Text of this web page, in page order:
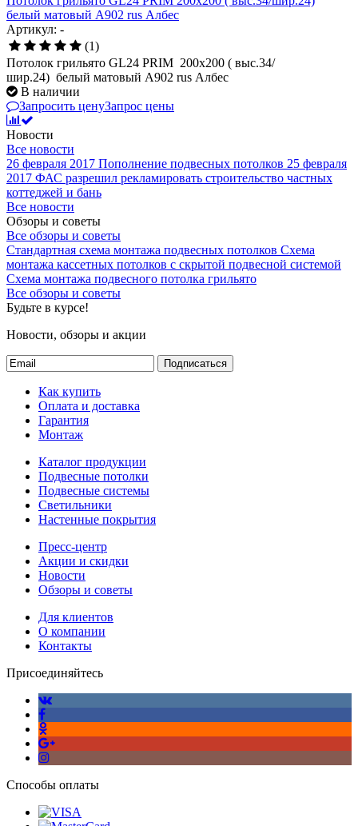
белый матовый А902 rus Албес
Артикул: -
(1)
Потолок грильято GL24 PRIM 200х200 ( выс.34/
шир.24) белый матовый А902 rus Албес
В наличии
Запросить ценуЗапрос цены
Новости
Все новости
26 февраля 2017 Пополнение подвесных потолков 25 февраля
2017 ФАС разрешил рекламировать строительство частных
коттеджей и бань
Все новости
Обзоры и советы
Все обзоры и советы
Стандартная схема монтажа подвесных потолков Схема
монтажа кассетных потолков с скрытой подвесной системой
Схема монтажа подвесного потолка грильято
Все обзоры и советы
Будьте в курсе!
Новости, обзоры и акции
Подписаться
Как купить
Оплата и доставка
Гарантия
Монтаж
Каталог продукции
Подвесные потолки
Подвесные системы
Светильники
Настенные покрытия
Пресс-центр
Акции и скидки
Новости
Обзоры и советы
Для клиентов
О компании
Контакты
Присоединяйтесь
Способы оплаты